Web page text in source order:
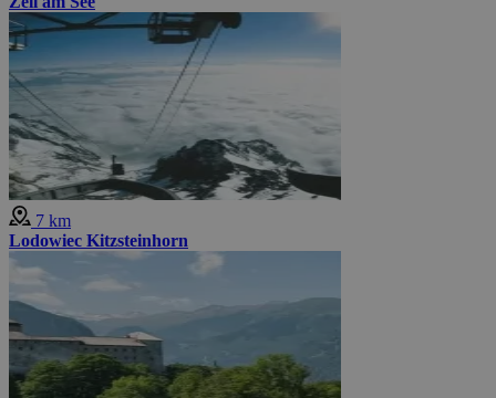
7 km
Lodowiec Kitzsteinhorn